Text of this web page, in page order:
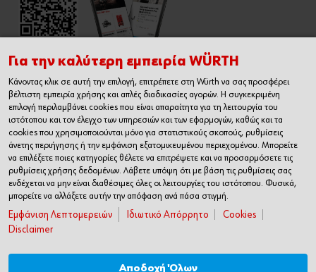
Εγχειρίδιο Χρήσης Ηλεκτρονικού
Καταστήματος
Για την καλύτερη εμπειρία WÜRTH
Κάνοντας κλικ σε αυτή την επιλογή, επιτρέπετε στη Würth να σας προσφέρει
βέλτιστη εμπειρία χρήσης και απλές διαδικασίες αγορών. Η συγκεκριμένη
επιλογή περιλαμβάνει cookies που είναι απαραίτητα για τη λειτουργία του
ιστότοπου και τον έλεγχο των υπηρεσιών και των εφαρμογών, καθώς και τα
cookies που χρησιμοποιούνται μόνο για στατιστικούς σκοπούς, ρυθμίσεις
άνετης περιήγησης ή την εμφάνιση εξατομικευμένου περιεχομένου. Μπορείτε
να επιλέξετε ποιες κατηγορίες θέλετε να επιτρέψετε και να προσαρμόσετε τις
ρυθμίσεις χρήσης δεδομένων. Λάβετε υπόψη ότι με βάση τις ρυθμίσεις σας
ενδέχεται να μην είναι διαθέσιμες όλες οι λειτουργίες του ιστότοπου. Φυσικά,
μπορείτε να αλλάξετε αυτήν την απόφαση ανά πάσα στιγμή.
Εμφάνιση Λεπτομερειών Ιδιωτικό Απόρρητο
Cookies
Disclaimer
Αποδοχή Όλων